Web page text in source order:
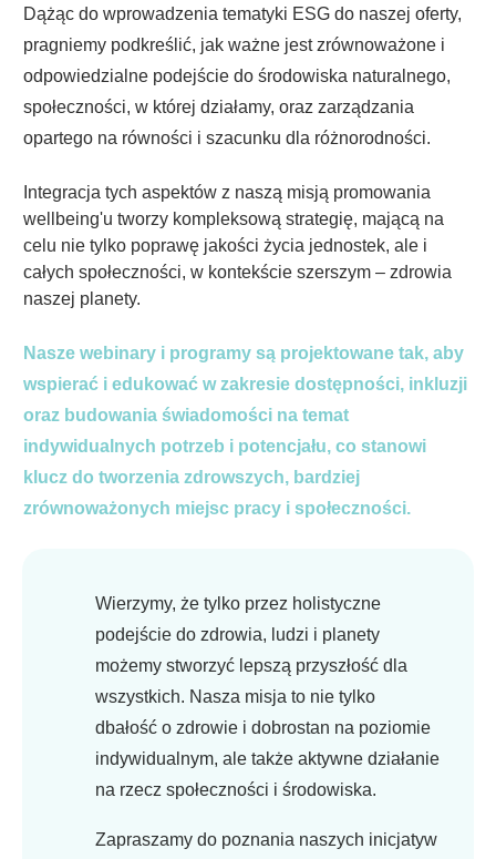
Dążąc do wprowadzenia tematyki ESG do naszej oferty,
pragniemy podkreślić, jak ważne jest zrównoważone i
odpowiedzialne podejście do środowiska naturalnego,
społeczności, w której działamy, oraz zarządzania
opartego na równości i szacunku dla różnorodności.
Integracja tych aspektów z naszą misją promowania
wellbeing'u tworzy kompleksową strategię, mającą na
celu nie tylko poprawę jakości życia jednostek, ale i
całych społeczności, w kontekście szerszym – zdrowia
naszej planety.
Nasze webinary i programy są projektowane tak, aby
wspierać i edukować w zakresie dostępności, inkluzji
oraz budowania świadomości na temat
indywidualnych potrzeb i potencjału, co stanowi
klucz do tworzenia zdrowszych, bardziej
zrównoważonych miejsc pracy i społeczności.
Wierzymy, że tylko przez holistyczne
podejście do zdrowia, ludzi i planety
możemy stworzyć lepszą przyszłość dla
wszystkich. Nasza misja to nie tylko
dbałość o zdrowie i dobrostan na poziomie
indywidualnym, ale także aktywne działanie
na rzecz społeczności i środowiska.
Zapraszamy do poznania naszych inicjatyw